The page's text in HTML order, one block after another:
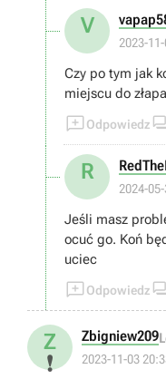
V
2023-
Czy po tym jak
miejscu do
Odpowiedz
R
2024-
Jeśli masz
ocuć go. Koń
uciec
Odpowiedz
Z
❗
Zbigniew209
2023-11-03